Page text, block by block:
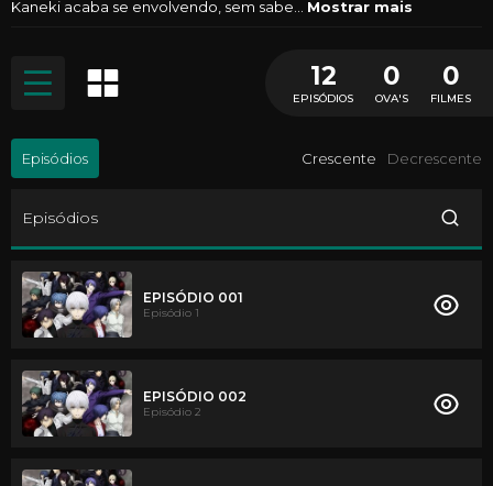
Kaneki acaba se envolvendo, sem sabe
Mostrar mais
12
EPISÓDIOS
0
OVA'S
0
FILMES
Episódios Crescente Decrescente
Episódios
EPISÓDIO 001
Episódio 1
EPISÓDIO 002
Episódio 2